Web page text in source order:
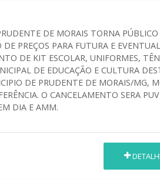
DE MORAIS TORNA
DE PREÇOS PARA FUTURA E
DE KIT ESCOLAR, UNIFORMES,
DE EDUCAÇÃO E CULTURA
DE PRUDENTE DE MORAIS/MG,
O CANCELAMENTO SERA
DIA E AMM.